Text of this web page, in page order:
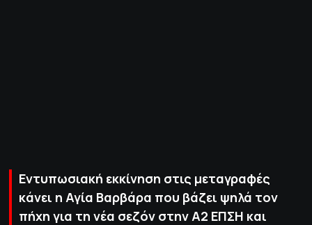
Εντυπωσιακή εκκίνηση στις μεταγραφές
κάνει η Αγία Βαρβάρα που βάζει ψηλά τον
πήχη για τη νέα σεζόν στην Α2 ΕΠΣΗ και